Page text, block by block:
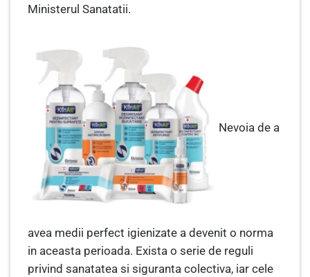
Ministerul Sanatatii.
Nevoia de a
avea medii perfect igienizate a devenit o norma
in aceasta perioada. Exista o serie de reguli
privind sanatatea si siguranta colectiva, iar cele